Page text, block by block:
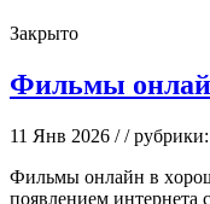
Закрыто
Фильмы
11 Янв 2026 / / рубрики:
Фильмы oнлaйн в
появлением интернета